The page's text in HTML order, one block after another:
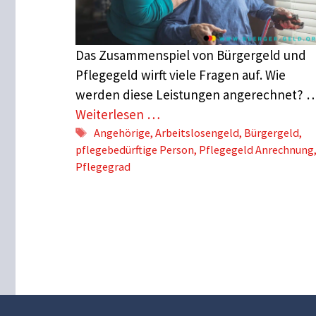
Das Zusammenspiel von Bürgergeld und
Pflegegeld wirft viele Fragen auf. Wie
werden diese Leistungen angerechnet?
Weiterlesen …
Schlagwörter
Angehörige, Arbeitslosengeld, Bürgergeld,
pflegebedürftige Person, Pflegegeld Anrechnung,
Pflegegrad